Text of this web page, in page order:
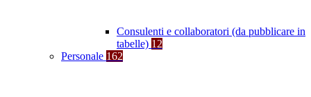
Consulenti e collaboratori (da pubblicare in
tabelle) 12
Personale 162